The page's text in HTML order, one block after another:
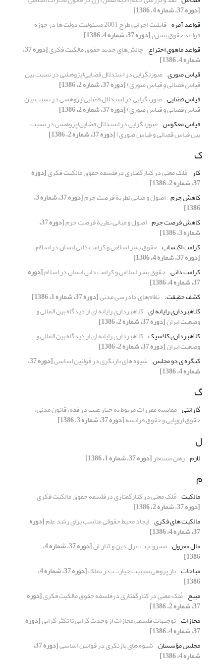
[دوره 37، شماره 4، 1386]
قواعد آمره
قابلیت اجرایی طرح 2001 مسئولیت دولت ها در حوزه
قواعد حقوق بشری[دوره 37، شماره 4، 1386]
قواعد ماهوی اختراع چالش‌های جدید حقوق مالکیت فکری [دوره 37،
شماره 4، 1386]
قیاس صوری صورتگرایی در استدلال قضایی(پژوهشی در نسبت بین
قیاس قضائی و قیاس صوری)[دوره 37، شماره 2، 1386]
قیاس قضایی صورتگرایی در استدلال قضایی(پژوهشی در نسبت بین
قیاس قضائی و قیاس صوری)[دوره 37، شماره 2، 1386]
قیاس معکوس صورتگرایی در استدلال قضایی(پژوهشی در نسبت
بین قیاس قضائی و قیاس صوری)[دوره 37، شماره 2، 1386]
ک
کار مُلک معنی در کنارگفتاری درفلسفه حقوق مالکیت فکری[دوره
37، شماره 2، 1386]
کاهش جرم اصول و مبانی نظریة فرصت جرم [دوره 37، شماره 3،
1386]
کاهش فرصت جرم اصول و مبانی نظریة فرصت جرم [دوره 37،
شماره 3، 1386]
کرامت اکتساب حقوق بشر اسلامی و کرامت ذاتی انسان در اسلام
[دوره 37، شماره 4، 1386]
کرامت ذاتی حقوق بشر اسلامی و کرامت ذاتی انسان در اسلام[دوره
37، شماره 4، 1386]
کشف حقیقت. نظام‌های دادرسی مدنی[دوره 37، شماره 1، 1386]
کلاهبرداری رایانه ای کلاهبرداری رایانه ای از دیدگاه بین المللی و
وضعیت ایران[دوره 37، شماره 2، 1386]
کلاهبرداری کلاسیک کلاهبرداری رایانه ای از دیدگاه بین المللی و
وضعیت ایران[دوره 37، شماره 2، 1386]
کنگره ی دو مجلس شیوه های بازنگری در قوانین اساسی [دوره 37،
شماره 4، 1386]
گ
گارانتی مقایسه مقررات مربوط به خیار عیب در فقه، قانون مدنی،
حقوق اروپایی و حقوق فرانسه[دوره 37، شماره 3، 1386]
ل
لازم رهن مستعار[دوره 37، شماره 1، 1386]
م
مالکیت مُلک معنی در کنارگفتاری درفلسفه حقوق مالکیت فکری
[دوره 37، شماره 2، 1386]
مالکیت های فکری ایجاد محیط حقوقی مناسب برای رشد علم[دوره
37، شماره 4، 1386]
مال معزول مشروعیت عزل دین و آثار آن [دوره 37، شماره 4،
1386]
مباحات باز پژوهی سببیت حیازت، در تملک [دوره 37، شماره 4،
1386]
مبیع مُلک معنی در کنارگفتاری درفلسفه حقوق مالکیت فکری[دوره
37، شماره 2، 1386]
مجازات توجیهات فلسفی مجازات از وحدت گرایی تا تکثر گرایی[دوره
37، شماره 4، 1386]
مجلس مؤسسان شیوه های بازنگری در قوانین اساسی [دوره 37،
شماره 4، 1386]